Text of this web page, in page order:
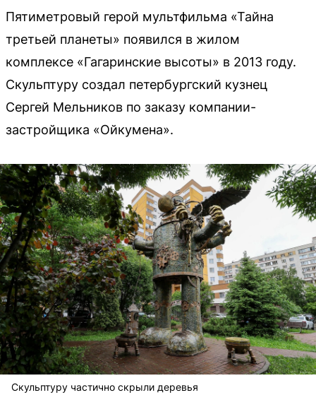
Пятиметровый герой мультфильма «Тайна
третьей планеты» появился в жилом
комплексе «Гагаринские высоты» в 2013 году.
Скульптуру создал петербургский кузнец
Сергей Мельников по заказу компании-
застройщика «Ойкумена».
Скульптуру частично скрыли деревья